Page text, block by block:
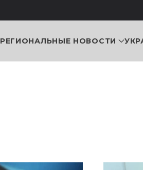
РЕГИОНАЛЬНЫЕ НОВОСТИ